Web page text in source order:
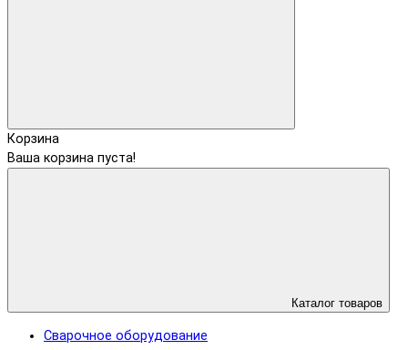
Корзина
Ваша корзина пуста!
Каталог товаров
Сварочное оборудование